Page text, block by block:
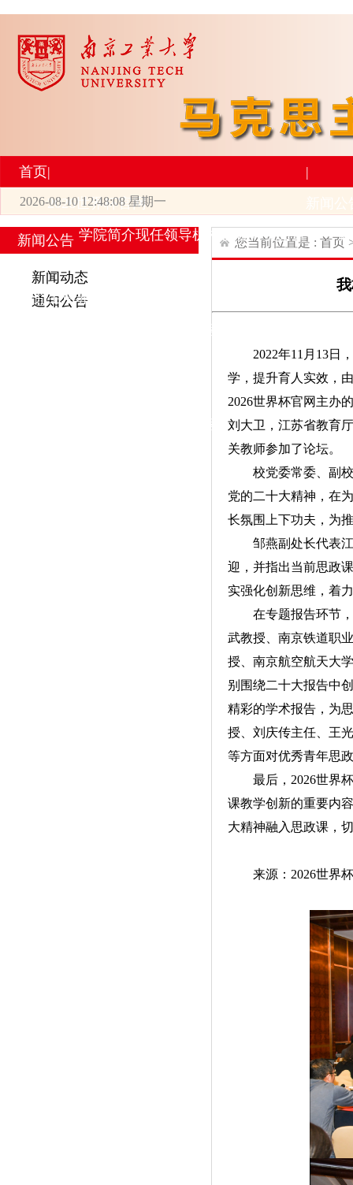
首页|
2026世界杯官网
学院简介现任领导机构设置师资力量
|
研究生培养
学生活动
工会活动
2026-08-10 12:48:08 星期一
新闻公告
新闻动态
通知公告
您当前位置是 : 首页
2022年11月13日
学，提升育人实效，
2026世界杯官网主办
刘大卫，江苏省教育
关教师参加了论坛。
校党委常委、副
党的二十大精神，在
长氛围上下功夫，为
邹燕副处长代表
迎，并指出当前思政
实强化创新思维，着
在专题报告环节
武教授、南京铁道职
授、南京航空航天大
别围绕二十大报告中
精彩的学术报告，为
授、刘庆传主任、王
等方面对优秀青年思
最后，2026世界
课教学创新的重要内
大精神融入思政课，
来源：2026世界